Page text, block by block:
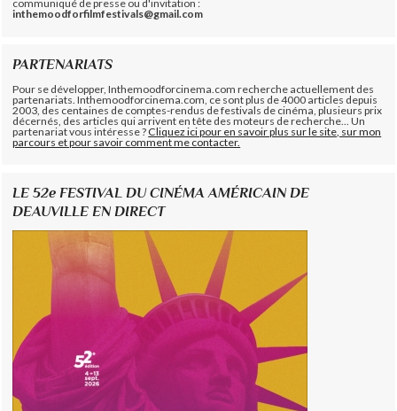
communiqué de presse ou d'invitation :
inthemoodforfilmfestivals@gmail.com
PARTENARIATS
Pour se développer, Inthemoodforcinema.com recherche actuellement des
partenariats. Inthemoodforcinema.com, ce sont plus de 4000 articles depuis
2003, des centaines de comptes-rendus de festivals de cinéma, plusieurs prix
décernés, des articles qui arrivent en tête des moteurs de recherche... Un
partenariat vous intéresse ?Cliquez ici pour en savoir plus sur le site, sur mon
parcours et pour savoir comment me contacter.
LE 52e FESTIVAL DU CINÉMA AMÉRICAIN DE
DEAUVILLE EN DIRECT